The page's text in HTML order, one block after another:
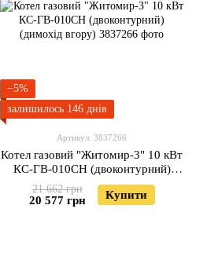
−5%
залишилось 146 днів
Артикул: 3837266
Котел газовий "Житомир-3" 10 кВт
КС-ГВ-010СН (двоконтурний)
(димохід вгору)
21 662 грн
20 577 грн Купити